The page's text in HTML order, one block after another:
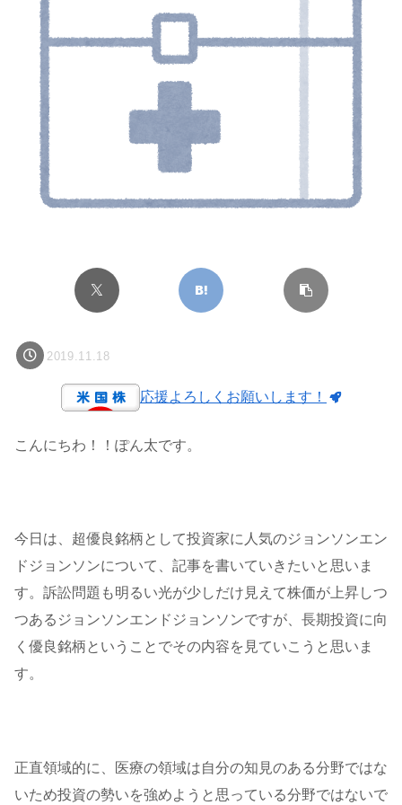
2019.11.18
応援よろしくお願いします！
こんにちわ！！ぽん太です。
今日は、超優良銘柄として投資家に人気のジョンソンエン
ドジョンソンについて、記事を書いていきたいと思いま
す。訴訟問題も明るい光が少しだけ見えて株価が上昇しつ
つあるジョンソンエンドジョンソンですが、長期投資に向
く優良銘柄ということでその内容を見ていこうと思いま
す。
正直領域的に、医療の領域は自分の知見のある分野ではな
いため投資の勢いを強めようと思っている分野ではないで